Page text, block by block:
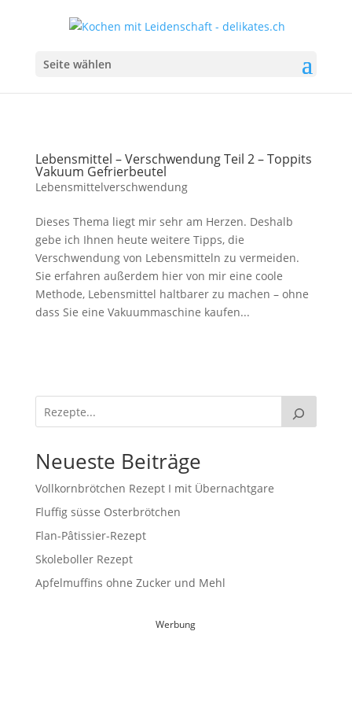
Seite wählen
Lebensmittel – Verschwendung Teil 2 – Toppits
Vakuum Gefrierbeutel
Lebensmittelverschwendung
Dieses Thema liegt mir sehr am Herzen. Deshalb
gebe ich Ihnen heute weitere Tipps, die
Verschwendung von Lebensmitteln zu vermeiden.
Sie erfahren außerdem hier von mir eine coole
Methode, Lebensmittel haltbarer zu machen – ohne
dass Sie eine Vakuummaschine kaufen...
Neueste Beiträge
Vollkornbrötchen Rezept I mit Übernachtgare
Fluffig süsse Osterbrötchen
Flan-Pâtissier-Rezept
Skoleboller Rezept
Apfelmuffins ohne Zucker und Mehl
Werbung